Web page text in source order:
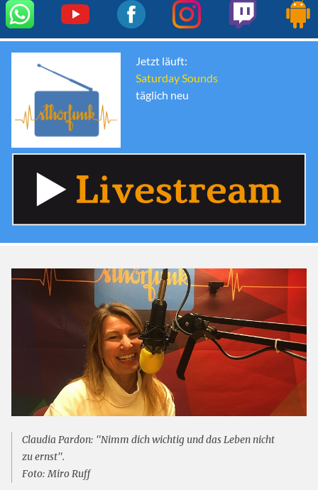
Jetzt läuft:
Saturday Sounds
täglich neu
Claudia Pardon: "Nimm dich wichtig und das Leben nicht
zu ernst".
Foto: Miro Ruff